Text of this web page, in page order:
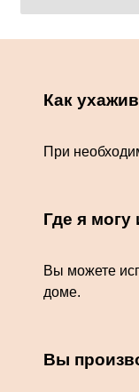
Как
При
Где я могу
Вы можете
доме.
Вы